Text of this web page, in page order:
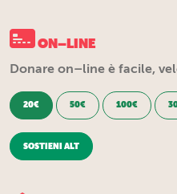
ON–LINE
Donare on–line è facile,
20€ 50€ 100€
SOSTIENI ALT